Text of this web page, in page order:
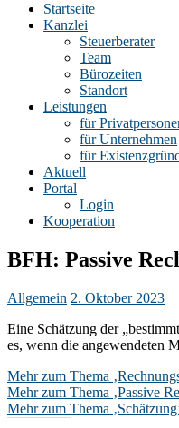
Stephan
Steuerberater
Essen
Startseite
Kanzlei
Steuerberater
Team
Bürozeiten
Standort
Leistungen
für
für Unternehmen
für
Aktuell
Portal
Login
Kooperation
BFH: Passive
Allgemein 2. Oktober 2023
Eine Schätzung der
es, wenn die angewendeten
Mehr zum Thema
Mehr zum Thema ‚Passive
Mehr zum Thema